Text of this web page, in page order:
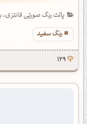
پالت رنگ صورتی فانتزی،
رنگ سفید
129